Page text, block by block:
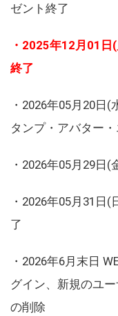
ゼント終了
・2025年12月01
終了
・2026年05月20
タンプ・アバター
・2026年05月29
・2026年05月31
了
・2026年6月末日
グイン、新規のユ
の削除